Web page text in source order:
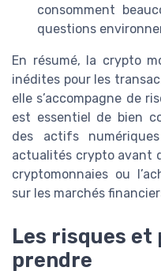
consomment
questions
En résumé, la crypto
inédites pour les
elle s’accompagne de
est essentiel de bien
des actifs
actualités crypto avant
cryptomonnaies ou
sur les marchés
Les risques et
prendre